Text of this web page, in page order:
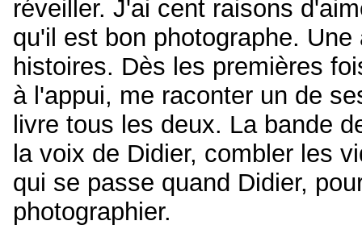
réveiller. J'ai cent raisons
qu'il est bon photographe.
histoires. Dès les premières
à l'appui, me raconter un de
livre tous les deux. La bande
la voix de Didier, combler les
qui se passe quand Didier,
photographier.